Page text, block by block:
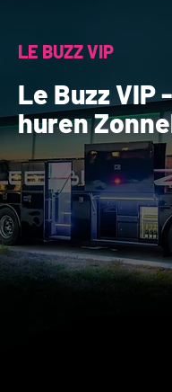
LE BUZZ VIP
Le Buzz VIP
huren